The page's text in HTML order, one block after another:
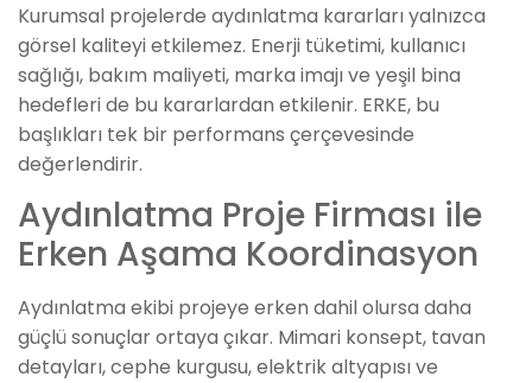
Kurumsal projelerde aydınlatma kararları yalnızca
görsel kaliteyi etkilemez. Enerji tüketimi, kullanıcı
sağlığı, bakım maliyeti, marka imajı ve yeşil bina
hedefleri de bu kararlardan etkilenir. ERKE, bu
başlıkları tek bir performans çerçevesinde
değerlendirir.
Aydınlatma Proje Firması ile
Erken Aşama Koordinasyon
Aydınlatma ekibi projeye erken dahil olursa daha
güçlü sonuçlar ortaya çıkar. Mimari konsept, tavan
detayları, cephe kurgusu, elektrik altyapısı ve